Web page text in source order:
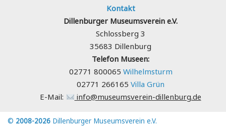
Kontakt
Dillenburger Museumsverein e.V.
Schlossberg 3
35683 Dillenburg
Telefon Museen:
02771 800065Wilhelmsturm
02771 266165Villa Grün
E-Mail:
info@museumsverein-dillenburg.de
© 2008-2026 Dillenburger Museumsverein e.V.